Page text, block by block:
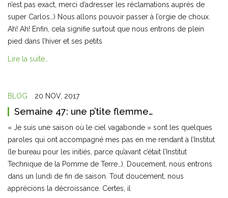
n’est pas exact, merci d’adresser les réclamations auprès de
super Carlos…) Nous allons pouvoir passer à l’orgie de choux.
Ah! Ah! Enfin, cela signifie surtout que nous entrons de plein
pied dans l’hiver et ses petits
Lire la suite…
BLOG 20 NOV, 2017
Semaine 47: une p’tite flemme…
« Je suis une saison où le ciel vagabonde » sont les quelques
paroles qui ont accompagné mes pas en me rendant à l’Institut
(le bureau pour les initiés, parce qu’avant c’était l’Institut
Technique de la Pomme de Terre…). Doucement, nous entrons
dans un lundi de fin de saison. Tout doucement, nous
apprécions la décroissance. Certes, il